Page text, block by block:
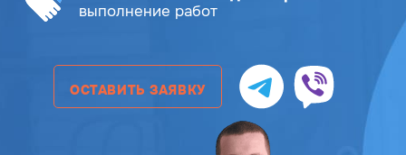
выполнение работ
ОСТАВИТЬ ЗАЯВКУ